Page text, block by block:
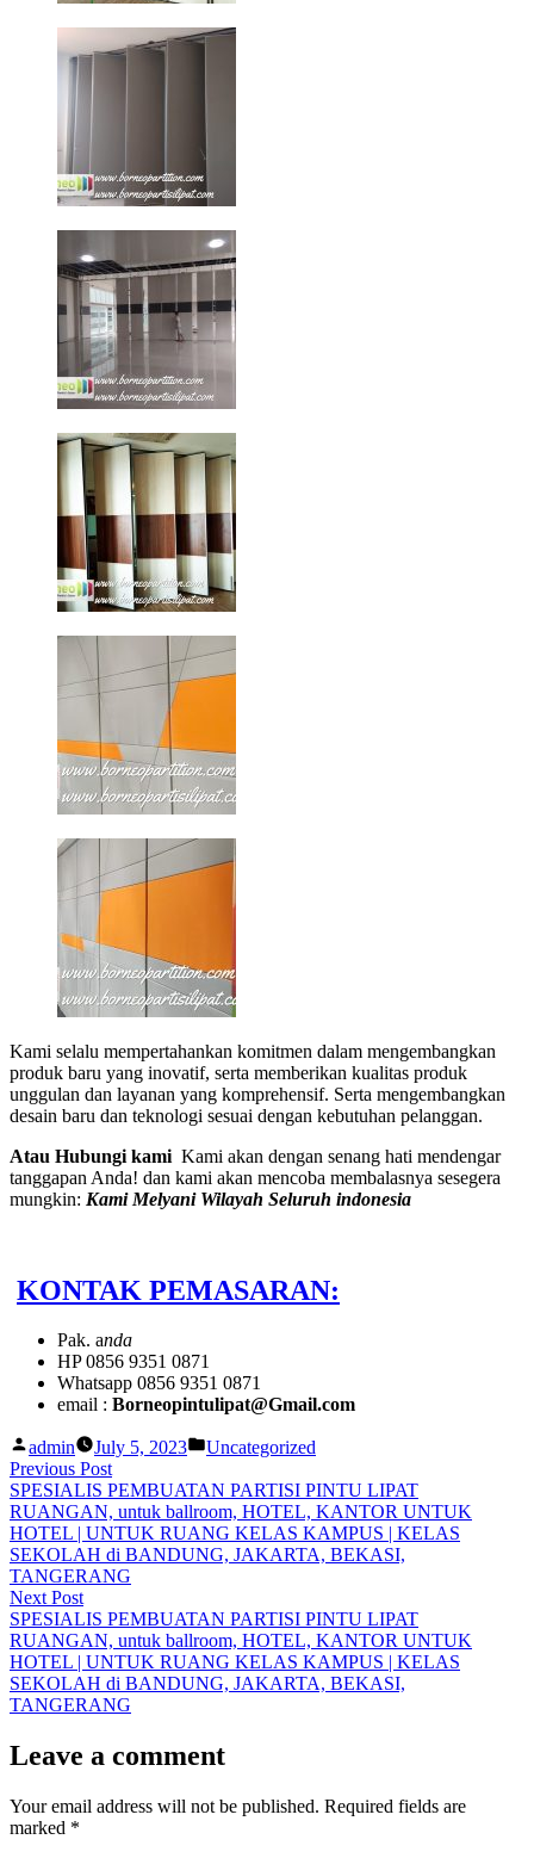
Kami selalu mempertahankan komitmen dalam mengembangkan
produk baru yang inovatif, serta memberikan kualitas produk
unggulan dan layanan yang komprehensif. Serta mengembangkan
desain baru dan teknologi sesuai dengan kebutuhan pelanggan.
Atau Hubungi kami Kami akan dengan senang hati mendengar
tanggapan Anda! dan kami akan mencoba membalasnya sesegera
mungkin: Kami Melyani Wilayah Seluruh indonesia
KONTAK PEMASARAN:
Pak. anda
HP 0856 9351 0871
Whatsapp 0856 9351 0871
email : Borneopintulipat@Gmail.com
Posted
by
admin July 5, 2023
Posted
Uncategorized
Post
navigation
Previous PostPrevious
post:
SPESIALIS PEMBUATAN PARTISI PINTU LIPAT
RUANGAN, untuk ballroom, HOTEL, KANTOR UNTUK
HOTEL | UNTUK RUANG KELAS KAMPUS | KELAS
SEKOLAH di BANDUNG, JAKARTA, BEKASI,
TANGERANG
Next PostNext
post:
SPESIALIS PEMBUATAN PARTISI PINTU LIPAT
RUANGAN, untuk ballroom, HOTEL, KANTOR UNTUK
HOTEL | UNTUK RUANG KELAS KAMPUS | KELAS
SEKOLAH di BANDUNG, JAKARTA, BEKASI,
TANGERANG
Leave a comment
Your email address will not be published. Required fields are
marked *